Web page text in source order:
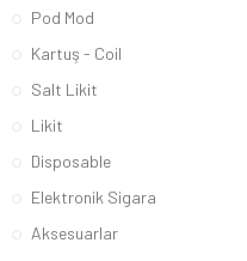
Pod Mod
Kartuş - Coil
Salt Likit
Likit
Disposable
Elektronik Sigara
Aksesuarlar